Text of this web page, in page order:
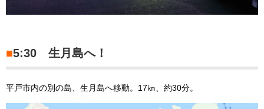
■5:30 生月島へ！
平戸市内の別の島、生月島へ移動。17㎞、約30分。